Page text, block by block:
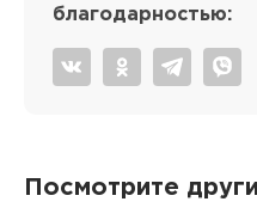
благодарностью:
Посмотрите